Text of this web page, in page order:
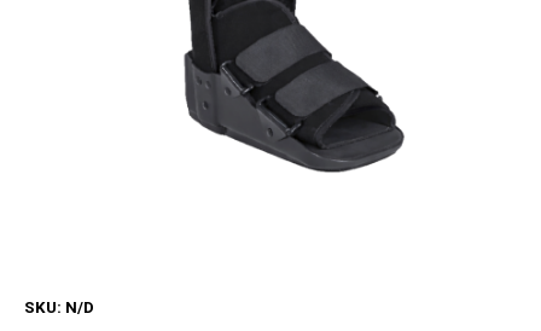
SKU: N/D